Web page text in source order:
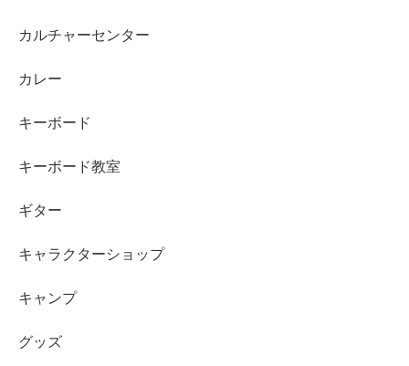
カルチャーセンター
カレー
キーボード
キーボード教室
ギター
キャラクターショップ
キャンプ
グッズ